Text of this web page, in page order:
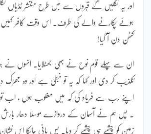
اور یہ نکلیں گے قبروں سے جس طرح منتشر ٹڈیاں
ہوئے پکارنے والے کی طرف۔ اس وقت کافر کہیں
کٹھن دن آ گیا!
ان سے پہلے قوم نوح نے بھی جھٹلایا۔ انہوں
تکذیب کر دی اور کہا کہ یہ تو خبطی ہے اور وہ جھڑک
اپنے رب سے فریاد کی کہ میں مغلوب ہوں ، اب
۔ پس ہم نے آسمان کے دروازے موسلا دھار
زمین کو چشمے ہی چشمے کر دیا۔ پس پانی جاٹکا اس نشان پر